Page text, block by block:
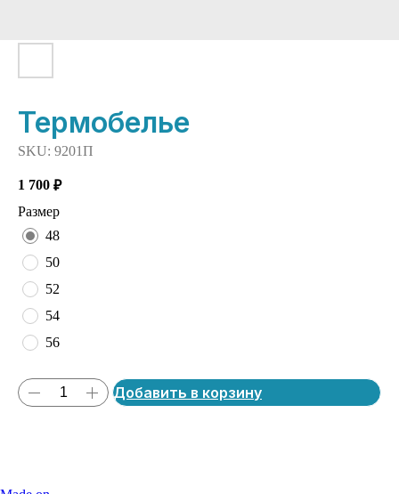
Термобелье
SKU: 9201П
1 700 ₽
Размер
48
50
52
54
56
Добавить в корзину